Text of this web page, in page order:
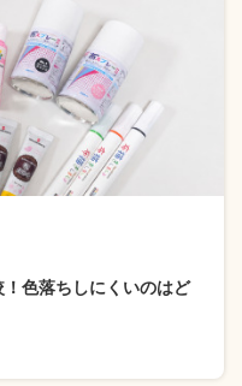
色落ちしにくいのはど